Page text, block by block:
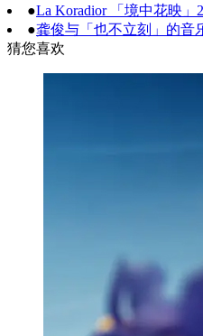
●La Koradior 「境中花映
●龚俊与「也不立刻」的音
猜您喜欢